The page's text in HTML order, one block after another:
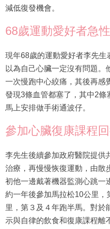
減低復發機會。
68歲運動愛好者急
現年68歲的運動愛好者李先
以為自己心臟一定沒有問題。
一次慢跑中心絞痛，其後再感
發現3條血管都塞了，其中2
馬上安排做手術通波仔。
參加心臟復康課程
李先生後續參加政府醫院提供
治療，再慢慢恢復運動，由散
初他一邊戴著機器監測心跳一
約一年後參加馬拉松10公里，
里，第３及４年跑半馬。對於
示與自律的飲食和復康課程離